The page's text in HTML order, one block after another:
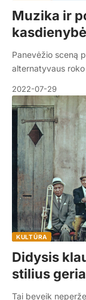
Muzika ir
kasdienybė
Panevėžio sceną
alternatyvaus
2022-07-29
KULTŪRA
Didysis
stilius
Tai beveik